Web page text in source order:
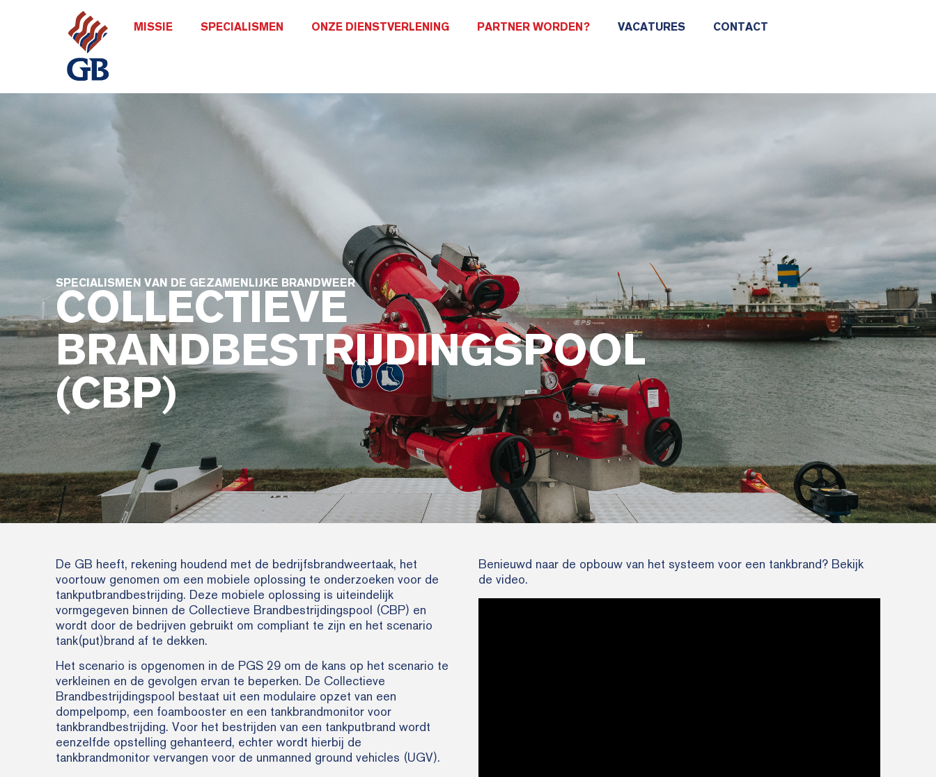
MISSIE SPECIALISMEN ONZE DIENSTVERLENING PARTNER WORDEN? VACATURES CONTACT
SPECIALISMEN VAN DE GEZAMENLIJKE BRANDWEER
COLLECTIEVE
BRANDBESTRIJDINGSPOOL
(CBP)
De GB heeft, rekening houdend met de bedrijfsbrandweertaak, het
voortouw genomen om een mobiele oplossing te onderzoeken voor de
tankputbrandbestrijding. Deze mobiele oplossing is uiteindelijk
vormgegeven binnen de Collectieve Brandbestrijdingspool (CBP) en
wordt door de bedrijven gebruikt om compliant te zijn en het scenario
tank(put)brand af te dekken.
Het scenario is opgenomen in de PGS 29 om de kans op het scenario te
verkleinen en de gevolgen ervan te beperken. De Collectieve
Brandbestrijdingspool bestaat uit een modulaire opzet van een
dompelpomp, een foambooster en een tankbrandmonitor voor
tankbrandbestrijding. Voor het bestrijden van een tankputbrand wordt
eenzelfde opstelling gehanteerd, echter wordt hierbij de
tankbrandmonitor vervangen voor de unmanned ground vehicles (UGV).
Benieuwd naar de opbouw van het systeem voor een tankbrand? Bekijk
de video.